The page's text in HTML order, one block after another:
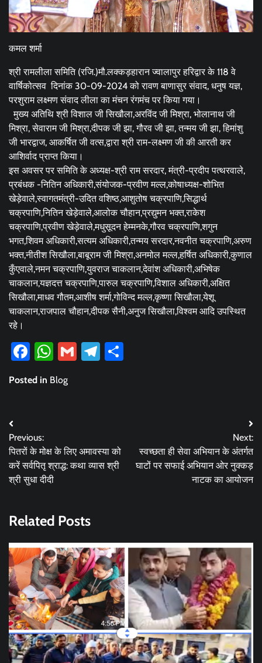
कमल शर्मा
श्री रामलीला समिति (रजि.)मौ.लक्कड़हारान ज्वालापुर हरिद्वार के 118 वे
वार्षिकोत्सव दिनांक 30-09-2024 को रावण बाणासुर संवाद, धनुष यज्ञ,
परशुराम लक्ष्मण संवाद लीला का मंचन रंगमंच पर किया गया।
मुख्य अतिथि श्री विशाल जी सिखौला,अरविंद जी मिश्रा, भोलानाथ जी
मिश्रा, सेवाराम जी मिश्रा,दीपक जी झा, गौरव जी झा, तन्मय जी झा, हिमांशु
जी भारद्वाज, आकर्षित जी वत्स,द्वारा श्री राम-लक्ष्मण जी की आरती कर
आशिर्वाद प्राप्त किया।
इस अवसर पर समिति के अध्यक्ष-श्री राम सरदार, मंत्री-प्रदीप पत्थरवाले,
प्रबंधक -नितिन अधिकारी,संयोजक-प्रवीण मल्ल,कोषाध्यक्ष-शोभित
खेड़ेवाले,स्वागतमंत्री-उदित वशिष्ठ,आशुतोष चक्रपाणि,सिद्धार्थ
चक्रपाणि,नितिन खेड़ेवाले,आलोक चौहान,प्रद्युमन भक्त,राकेश
चक्रपाणि,प्रवीण खेड़ेवाले,मधुसूदन हेम्मनके,गौरव चक्रपाणि,शगुन
भगत,शिवम अधिकारी,सत्यम अधिकारी,तन्मय सरदार,नवनीत चक्रपाणि,अरुण
भक्त,नीतीश सिखौला,बाबूराम जी मिश्रा,अनमोल मल्ल,हर्षित अधिकारी,कुणाल
कुँएवाले,नमन चक्रपाणि,युवराज चाकलान,देवांश अधिकारी,अभिषेक
चाकलान,यज्ञदत्त चक्रपाणि,पारुल चक्रपाणि,विशाल अधिकारी,अक्षित
सिखौला,माधव गौतम,आशीष शर्मा,गोविन्द मल्ल,कृष्णा सिखौला,येशू
चाकलान,राजपाल चौहान,दीपक सैनी,अनुज सिखौला,विश्वम आदि उपस्थित
रहे।
Facebook
WhatsApp
GmailTelegram
Posted in Blog
Post
navigation
Previous:
पितरों के मोक्ष के लिए अमावस्या को
करें सर्वपितृ श्राद्ध: कथा व्यास श्री
श्री सुधा दीदी
Next:
स्वच्छता ही सेवा अभियान के अंतर्गत
घाटों पर सफाई अभियान ओर नुक्कड़
नाटक का आयोजन
Related Posts